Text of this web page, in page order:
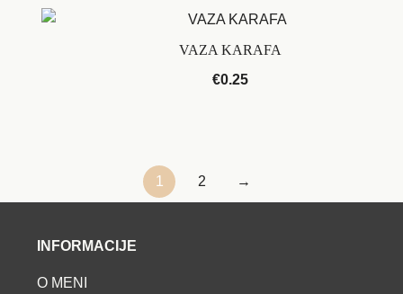
VAZA KARAFA
€0.25
1 2 →
INFORMACIJE
O MENI